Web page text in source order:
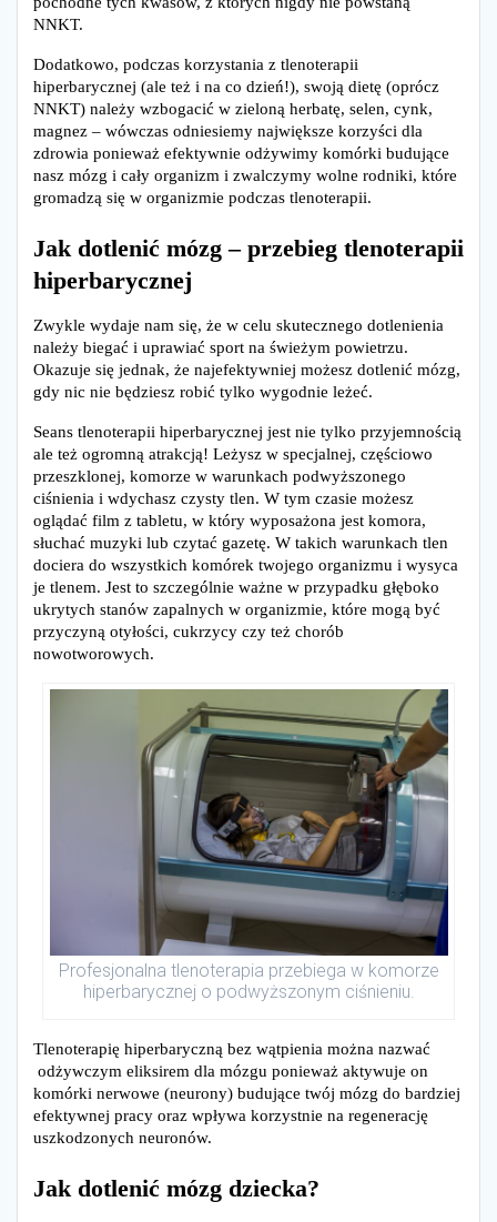
NNKT.
Dodatkowo, podczas korzystania z tlenoterapii
hiperbarycznej (ale też i na co dzień!), swoją dietę (oprócz
NNKT) należy wzbogacić w zieloną herbatę, selen, cynk,
magnez – wówczas odniesiemy największe korzyści dla
zdrowia ponieważ efektywnie odżywimy komórki budujące
nasz mózg i cały organizm i zwalczymy wolne rodniki, które
gromadzą się w organizmie podczas tlenoterapii.
Jak dotlenić mózg – przebieg tlenoterapii
hiperbarycznej
Zwykle wydaje nam się, że w celu skutecznego dotlenienia
należy biegać i uprawiać sport na świeżym powietrzu.
Okazuje się jednak, że najefektywniej możesz dotlenić mózg,
gdy nic nie będziesz robić tylko wygodnie leżeć.
Seans tlenoterapii hiperbarycznej jest nie tylko przyjemnością
ale też ogromną atrakcją! Leżysz w specjalnej, częściowo
przeszklonej, komorze w warunkach podwyższonego
ciśnienia i wdychasz czysty tlen. W tym czasie możesz
oglądać film z tabletu, w który wyposażona jest komora,
słuchać muzyki lub czytać gazetę. W takich warunkach tlen
dociera do wszystkich komórek twojego organizmu i wysyca
je tlenem. Jest to szczególnie ważne w przypadku głęboko
ukrytych stanów zapalnych w organizmie, które mogą być
przyczyną otyłości, cukrzycy czy też chorób
nowotworowych.
Profesjonalna tlenoterapia przebiega w komorze
hiperbarycznej o podwyższonym ciśnieniu.
Tlenoterapię hiperbaryczną bez wątpienia można nazwać
odżywczym eliksirem dla mózgu ponieważ aktywuje on
komórki nerwowe (neurony) budujące twój mózg do bardziej
efektywnej pracy oraz wpływa korzystnie na regenerację
uszkodzonych neuronów.
Jak dotlenić mózg dziecka?